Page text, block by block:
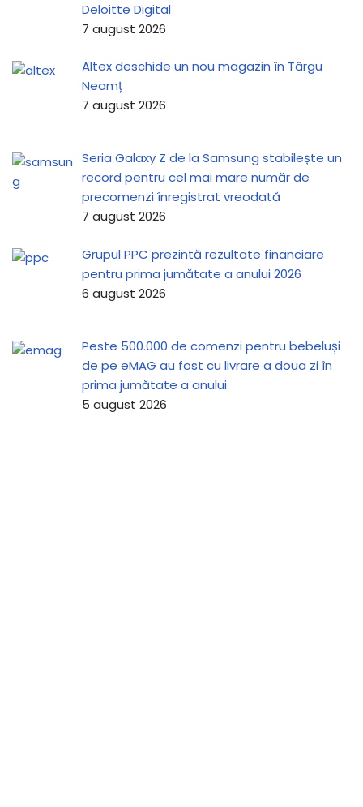
Deloitte Digital
7 august 2026
Altex deschide un nou magazin în Târgu
Neamț
7 august 2026
Seria Galaxy Z de la Samsung stabilește un
record pentru cel mai mare număr de
precomenzi înregistrat vreodată
7 august 2026
Grupul PPC prezintă rezultate financiare
pentru prima jumătate a anului 2026
6 august 2026
Peste 500.000 de comenzi pentru bebeluși
de pe eMAG au fost cu livrare a doua zi în
prima jumătate a anului
5 august 2026